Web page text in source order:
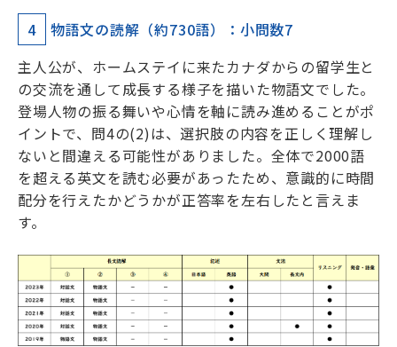
4
物語文の読解（約730語）：小問数7
主人公が、ホームステイに来たカナダからの留学生と
の交流を通して成長する様子を描いた物語文でした。
登場人物の振る舞いや心情を軸に読み進めることがポ
イントで、問4の(2)は、選択肢の内容を正しく理解し
ないと間違える可能性がありました。全体で2000語
を超える英文を読む必要があったため、意識的に時間
配分を行えたかどうかが正答率を左右したと言えま
す。